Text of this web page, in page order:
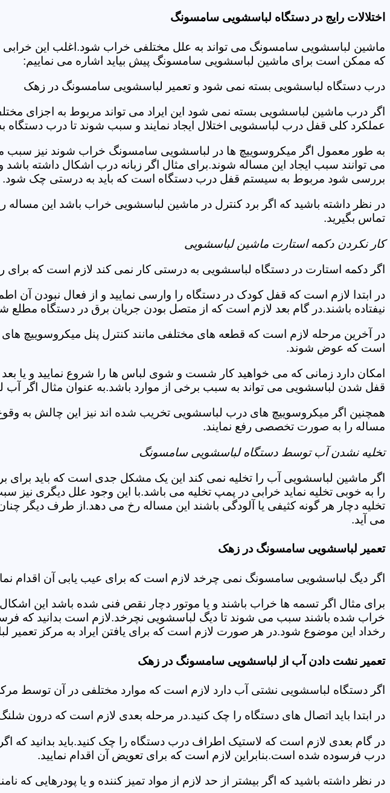
اختلالات رایج در دستگاه لباسشویی سامسونگ
ماشین لباسشویی سامسونگ می تواند به علل مختلفی خراب شود.اغلب این خرابی ها
که ممکن است برای ماشین لباسشویی سامسونگ پیش بیاید اشاره می نماییم:
درب دستگاه لباسشویی بسته نمی شود و تعمیر لباسشویی سامسونگ در زهک
اگر درب ماشین لباسشویی بسته نمی شود این ایراد می تواند مربوط به اجزای
عملکرد کلی قفل درب لباسشویی اختلال ایجاد نمایند و سبب شوند تا درب دستگاه
به طور معمول اگر میکروسوییچ ها در لباسشویی سامسونگ خراب شوند نیز سبب
می توانند سبب ایجاد این مساله شوند.برای مثال اگر زبانه درب اشکال داشته
بررسی شود مربوط به سیستم قفل درب دستگاه است که باید به درستی چک شود.
در نظر داشته باشید که اگر برد کنترل در ماشین لباسشویی خراب باشد این
تماس بگیرید.
کار نکردن دکمه استارت ماشین لباسشویی
اگر دکمه استارت در دستگاه لباسشویی به درستی کار نمی کند لازم است که
در ابتدا لازم است که قفل کودک در دستگاه را وارسی نمایید و از فعال نبودن آن
نیفتاده باشند.در گام بعد لازم است که از متصل بودن جریان برق در دستگاه مطلع
در آخرین مرحله لازم است که قطعه های مختلفی مانند کنترل پنل میکروسوییچ
است که عوض شوند.
امکان دارد زمانی که می خواهید کار شست و شوی لباس ها را شروع نمایید و یا
قفل شدن لباسشویی می تواند به سبب برخی از موارد باشد.به عنوان مثال اگر
همچنین اگر میکروسوییچ های درب لباسشویی تخریب شده اند نیز این چالش به
مساله را به صورت تخصصی رفع نمایند.
تخلیه نشدن آب توسط دستگاه لباسشویی سامسونگ
اگر ماشین لباسشویی آب را تخلیه نمی کند این یک مشکل جدی است که باید برای
را به خوبی تخلیه نماید خرابی در پمپ تخلیه می باشد.با این وجود علل دیگری
تخلیه دچار هر گونه کثیفی یا آلودگی باشند این مساله رخ می دهد.از طرف دیگر
می آید.
تعمیر لباسشویی سامسونگ در زهک
اگر دیگ لباسشویی سامسونگ نمی چرخد لازم است که برای عیب یابی آن اقدام
برای مثال اگر تسمه ها خراب باشند و یا موتور دچار نقص فنی شده باشد این
خراب شده باشند سبب می شوند تا دیگ لباسشویی نچرخد.لازم است بدانید که
رخداد این موضوع شود.در هر صورت لازم است که برای یافتن ایراد به مرکز
تعمیر نشت دادن آب از لباسشویی سامسونگ در زهک
اگر دستگاه لباسشویی نشتی آب دارد لازم است که موارد مختلفی در آن توسط
در ابتدا باید اتصال های دستگاه را چک کنید.در مرحله بعدی لازم است که درون
در گام بعدی لازم است که لاستیک اطراف درب دستگاه را چک کنید.باید بدانید که
درب فرسوده شده است.بنابراین لازم است که برای تعویض آن اقدام نمایید.
در نظر داشته باشید که اگر بیشتر از حد لازم از مواد تمیز کننده و یا